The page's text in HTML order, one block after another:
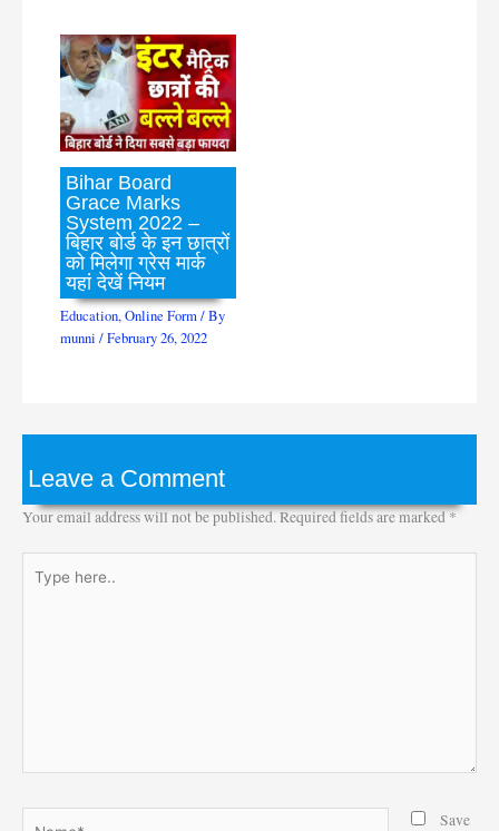
Bihar Board
Grace Marks
System 2022 –
बिहार बोर्ड के इन छात्रों
को मिलेगा ग्रेस मार्क
यहां देखें नियम
Education,Online Form/ By
munni/February 26, 2022
Leave a Comment
Your email address will not be published.Required fields are marked*
here..
Save